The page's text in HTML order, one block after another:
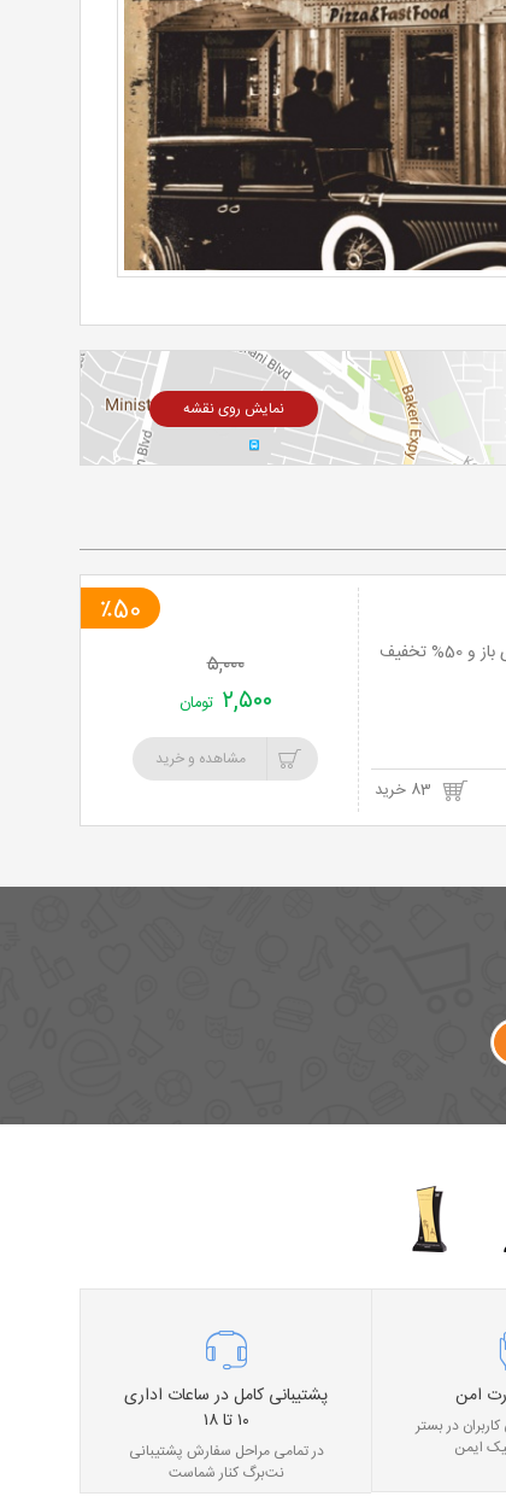
نمایش روی نقشه
مهمانی طعم ها و لحظات صمیمانه در کافی شاپ ستاره شب (خیابان منوچهری اصفهان) با منوی باز و 50% تخفیف
٪50
۵,۰۰۰
۲,۵۰۰ تومان
مشاهده و خرید
امن
در بستر
ایمن
پشتیبانی کامل در ساعات اداری
۱۰ تا ۱۸
در تمامی مراحل سفارش پشتیبانی
نت‌برگ کنار شماست